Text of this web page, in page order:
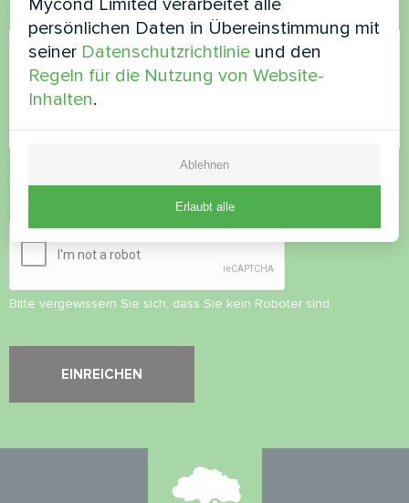
Kommentar
Bitte vergewissern Sie sich, dass Sie kein Roboter sind.
Mycond Limited verarbeitet alle
persönlichen Daten in Übereinstimmung mit
seiner Datenschutzrichtlinie und den
Regeln für die Nutzung von Website-
Inhalten.
Ablehnen
Erlaubt alle